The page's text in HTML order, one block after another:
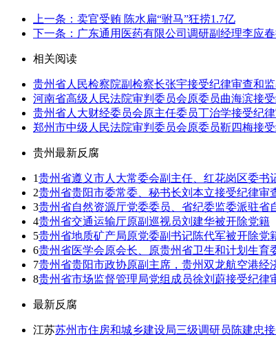
上一条：卖官受贿 陈水扁“驸马”狂捞1.7亿
下一条：广东通用医药有限公司调研副经理李应
相关阅读
贵州省人民检察院副检察长张宇接受纪律审查和
河南省高级人民法院审判委员会原委员曲海滨接
贵州省人大财经委员会原主任委员丁治学接受纪
郑州市中级人民法院审判委员会原委员靳四梅接
贵州最新反腐
1贵州省遵义市人大常委会副主任、红花岗区委书
2贵州省贵阳市委常委、秘书长刘本立接受纪律审
3贵州省自然资源厅党委委员、省纪委监委派驻
4贵州省交通运输厅原副巡视员刘建华被开除党籍
5贵州省地质矿产局原党委副书记陈代军被开除党
6贵州省医学会原会长、原贵州省卫生和计划生育
7贵州省贵阳市政协原副主席，贵州双龙航空港
8贵州省市场监督管理局党组成员徐刘蔚接受纪律
最新反腐
江苏苏州市住房和城乡建设局三级调研员陈建忠